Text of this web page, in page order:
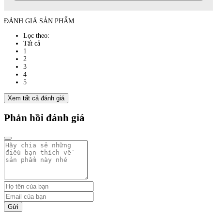
ĐÁNH GIÁ SẢN PHẨM
Lọc theo:
Tất cả
1
2
3
4
5
Xem tất cả đánh giá
Phản hồi đánh giá
Gửi